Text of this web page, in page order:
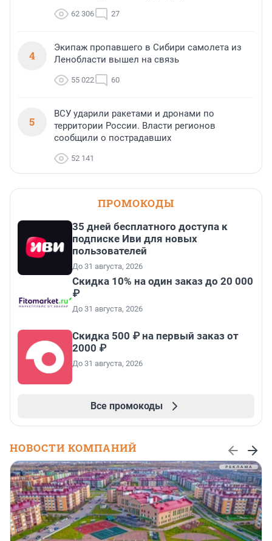
62 306 27
4
Экипаж пропавшего в Сибири самолета из
Ленобласти вышел на связь
55 022 60
5
ВСУ ударили ракетами и дронами по
территории России. Власти регионов
сообщили о пострадавших
52 141
ПРОМОКОДЫ
35 дней бесплатного доступа к
подписке Иви для новых
пользователей
До 31 августа, 2026
Скидка 10% на один заказ до 20 000
₽
До 31 августа, 2026
Скидка 500 ₽ на первый заказ от
2000 ₽
До 31 августа, 2026
Все промокоды
НОВОСТИ КОМПАНИЙ